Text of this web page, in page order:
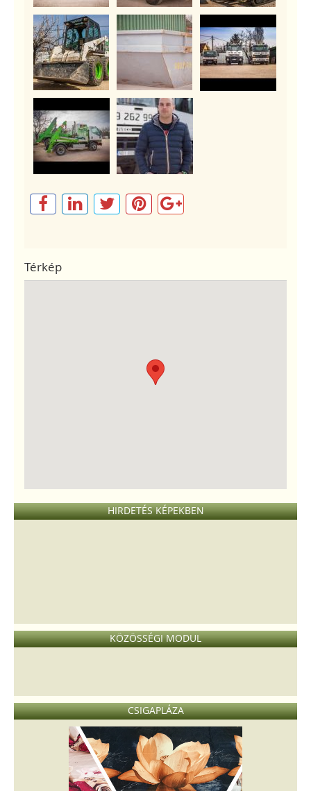
Térkép
HIRDETÉS KÉPEKBEN
KÖZÖSSÉGI MODUL
CSIGAPLÁZA